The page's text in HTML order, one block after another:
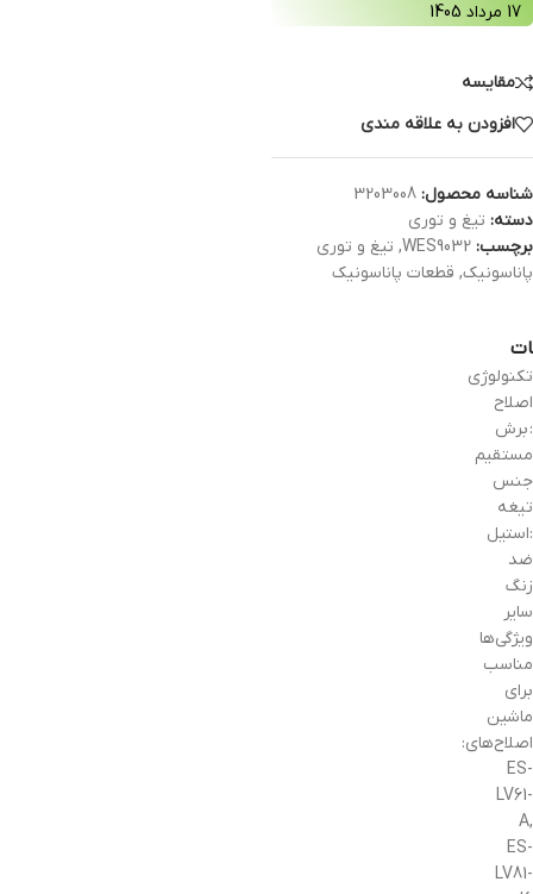
17 مرداد 1405
مقایسه
افزودن به علاقه مندی
شناسه محصول: 3203008
دسته: تیغ و توری
برچسب: WES9032
, تیغ و توری
پاناسونیک, قطعات پاناسونیک
تکنولوژی
اصلاح
:برش
مستقیم
جنس
تیغه
:استیل
ضد
زنگ
سایر
ویژگی‌ها
مناسب
برای
ماشین
اصلاح‌های:
ES-
LV61-
A,
ES-
LV81-